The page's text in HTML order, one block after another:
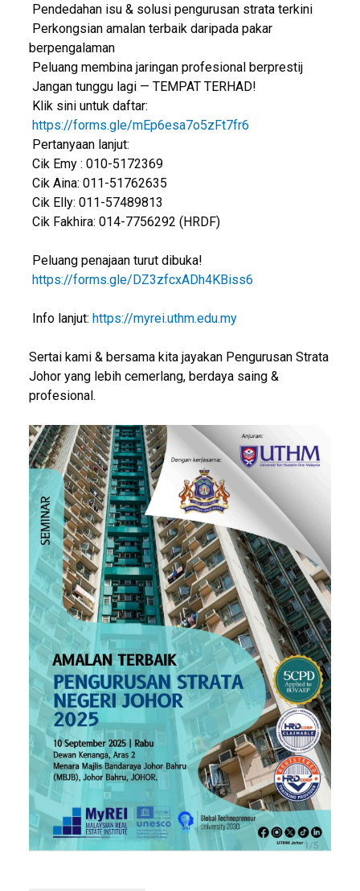
Pendedahan isu & solusi pengurusan strata terkini
Perkongsian amalan terbaik daripada pakar
berpengalaman
Peluang membina jaringan profesional berprestij
Jangan tunggu lagi — TEMPAT TERHAD!
Klik sini untuk daftar:
https://forms.gle/mEp6esa7o5zFt7fr6
Pertanyaan lanjut:
Cik Emy : 010-5172369
Cik Aina: 011-51762635
Cik Elly: 011-57489813
Cik Fakhira: 014-7756292 (HRDF)
Peluang penajaan turut dibuka!
https://forms.gle/DZ3zfcxADh4KBiss6
Info lanjut: https://myrei.uthm.edu.my
Sertai kami & bersama kita jayakan Pengurusan Strata
Johor yang lebih cemerlang, berdaya saing &
profesional.